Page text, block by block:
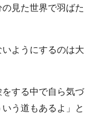
見た世界で羽ばた
ようにするのは大
する中で自ら気づ
う道もあるよ」と